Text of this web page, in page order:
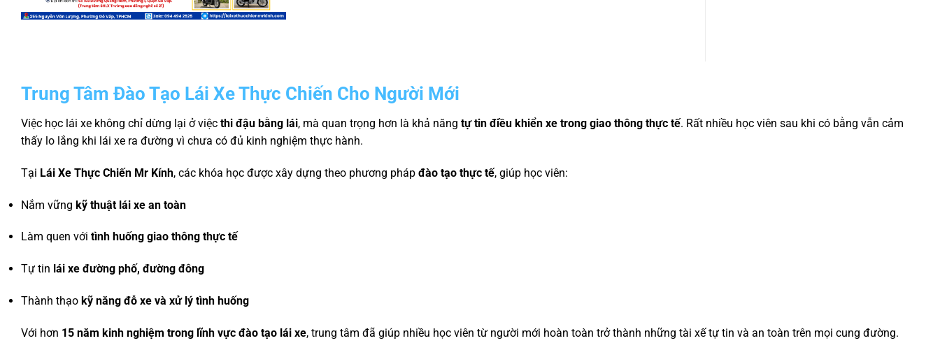
Trung Tâm Đào Tạo Lái Xe Thực Chiến Cho Người Mới
Việc học lái xe không chỉ dừng lại ở việc thi đậu bằng lái, mà quan trọng hơn là khả năng tự tin điều khiển xe trong giao thông thực tế. Rất nhiều học viên sau khi có bằng vẫn cảm
thấy lo lắng khi lái xe ra đường vì chưa có đủ kinh nghiệm thực hành.
Tại Lái Xe Thực Chiến Mr Kính, các khóa học được xây dựng theo phương pháp đào tạo thực tế, giúp học viên:
Nắm vững kỹ thuật lái xe an toàn
Làm quen với tình huống giao thông thực tế
Tự tin lái xe đường phố, đường đông
Thành thạo kỹ năng đỗ xe và xử lý tình huống
Với hơn 15 năm kinh nghiệm trong lĩnh vực đào tạo lái xe, trung tâm đã giúp nhiều học viên từ người mới hoàn toàn trở thành những tài xế tự tin và an toàn trên mọi cung đường.